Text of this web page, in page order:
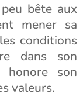
bête aux
mener sa
conditions
dans son
son
valeurs.